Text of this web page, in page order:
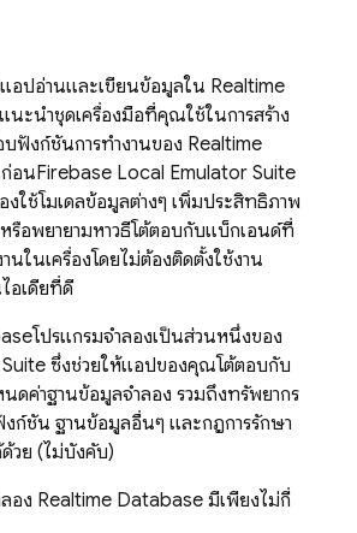
อปอ่านและเขียนข้อมูลใน Realtime
แนะนำชุดเครื่องมือที่คุณใช้ในการสร้าง
ฟังก์ชันการทำงานของ Realtime
อนFirebase Local Emulator Suite
ใช้โมเดลข้อมูลต่างๆ เพิ่มประสิทธิภาพ
รือพยายามหาวิธีโต้ตอบกับแบ็กเอนด์ที่
นในเครื่องโดยไม่ต้องติดตั้งใช้งาน
อเดียที่ดี
โปรแกรมจำลองเป็นส่วนหนึ่งของ
ซึ่งช่วยให้แอปของคุณโต้ตอบกับ
นดค่าฐานข้อมูลจำลอง รวมถึงทรัพยากร
งก์ชัน ฐานข้อมูลอื่นๆ และกฎการรักษา
วย (ไม่บังคับ)
อง Realtime Database มีเพียงไม่กี่